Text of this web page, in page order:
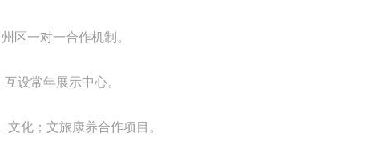
区一对一合作机制。
设常年展示中心。
化；文旅康养合作项目。